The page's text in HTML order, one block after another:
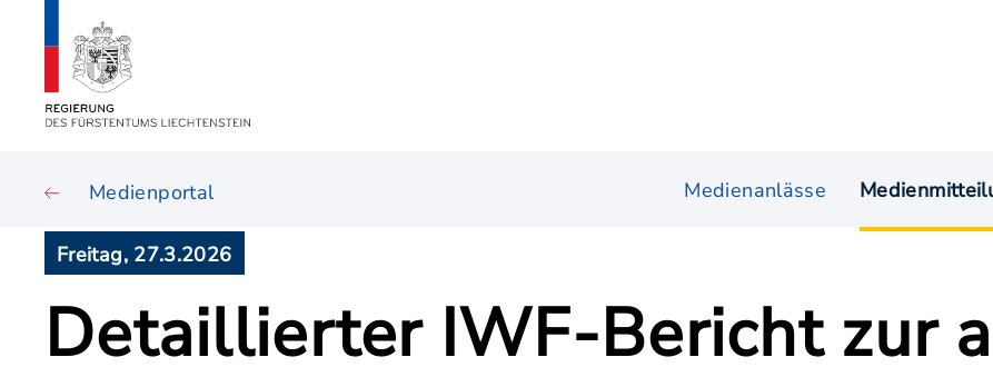
Medienportal Medienanlässe
Freitag, 27.3.2026
Detaillierter IWF-Bericht zur